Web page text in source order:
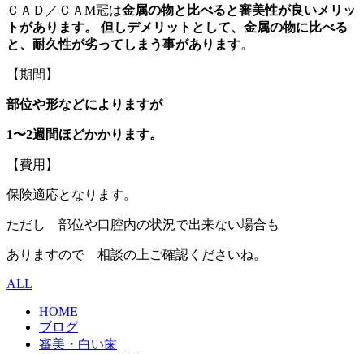
ＣＡＤ／ＣＡM冠は金属の物と比べると審美性が良いメリッ
トがあります。
但しデメリットとして、金属の物に比べる
と、耐久性が劣ってしまう事があります。
【期間】
部位や形などによりますが
1〜2週間ほどかかります。
【費用】
保険適応となります。
ただし 部位や口腔内の状況で出来ない場合も
ありますので 相談の上ご確認くださいね。
ALL
HOME
ブログ
審美・白い歯